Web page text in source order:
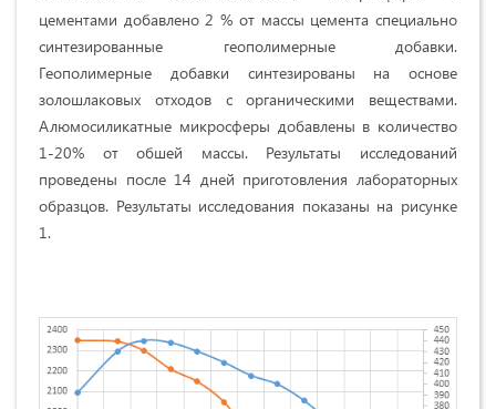
цементами добавлено 2 % от массы цемента специально
синтезированные геополимерные добавки.
Геополимерные добавки синтезированы на основе
золошлаковых отходов с органическими веществами.
Алюмосиликатные микросферы добавлены в количество
1-20% от обшей массы. Результаты исследований
проведены после 14 дней приготовления лабораторных
образцов. Результаты исследования показаны на рисунке
1.